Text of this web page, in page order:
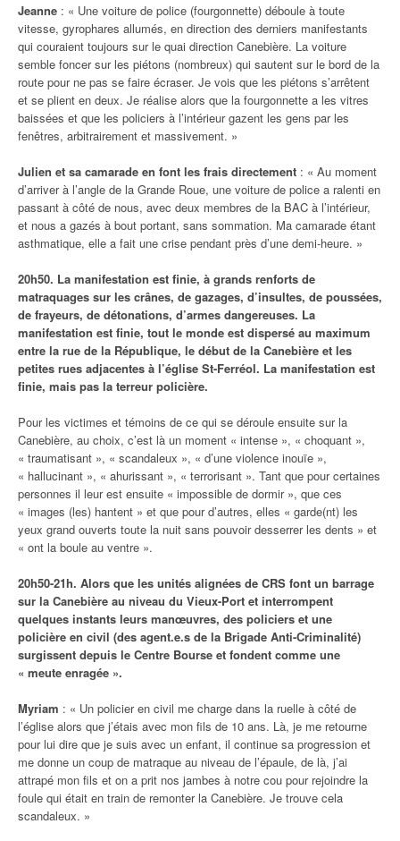
Jeanne : « Une voiture de police (fourgonnette) déboule à toute
vitesse, gyrophares allumés, en direction des derniers manifestants
qui couraient toujours sur le quai direction Canebière. La voiture
semble foncer sur les piétons (nombreux) qui sautent sur le bord de la
route pour ne pas se faire écraser. Je vois que les piétons s’arrêtent
et se plient en deux. Je réalise alors que la fourgonnette a les vitres
baissées et que les policiers à l’intérieur gazent les gens par les
fenêtres, arbitrairement et massivement. »
Julien et sa camarade en font les frais directement : « Au moment
d’arriver à l’angle de la Grande Roue, une voiture de police a ralenti en
passant à côté de nous, avec deux membres de la BAC à l’intérieur,
et nous a gazés à bout portant, sans sommation. Ma camarade étant
asthmatique, elle a fait une crise pendant près d’une demi-heure. »
20h50. La manifestation est finie, à grands renforts de
matraquages sur les crânes, de gazages, d’insultes, de poussées,
de frayeurs, de détonations, d’armes dangereuses. La
manifestation est finie, tout le monde est dispersé au maximum
entre la rue de la République, le début de la Canebière et les
petites rues adjacentes à l’église St-Ferréol. La manifestation est
finie, mais pas la terreur policière.
Pour les victimes et témoins de ce qui se déroule ensuite sur la
Canebière, au choix, c’est là un moment « intense », « choquant »,
« traumatisant », « scandaleux », « d’une violence inouïe »,
« hallucinant », « ahurissant », « terrorisant ». Tant que pour certaines
personnes il leur est ensuite « impossible de dormir », que ces
« images (les) hantent » et que pour d’autres, elles « garde(nt) les
yeux grand ouverts toute la nuit sans pouvoir desserrer les dents » et
« ont la boule au ventre ».
20h50-21h. Alors que les unités alignées de CRS font un barrage
sur la Canebière au niveau du Vieux-Port et interrompent
quelques instants leurs manœuvres, des policiers et une
policière en civil (des agent.e.s de la Brigade Anti-Criminalité)
surgissent depuis le Centre Bourse et fondent comme une
« meute enragée ».
Myriam : « Un policier en civil me charge dans la ruelle à côté de
l’église alors que j’étais avec mon fils de 10 ans. Là, je me retourne
pour lui dire que je suis avec un enfant, il continue sa progression et
me donne un coup de matraque au niveau de l’épaule, de là, j’ai
attrapé mon fils et on a prit nos jambes à notre cou pour rejoindre la
foule qui était en train de remonter la Canebière. Je trouve cela
scandaleux. »